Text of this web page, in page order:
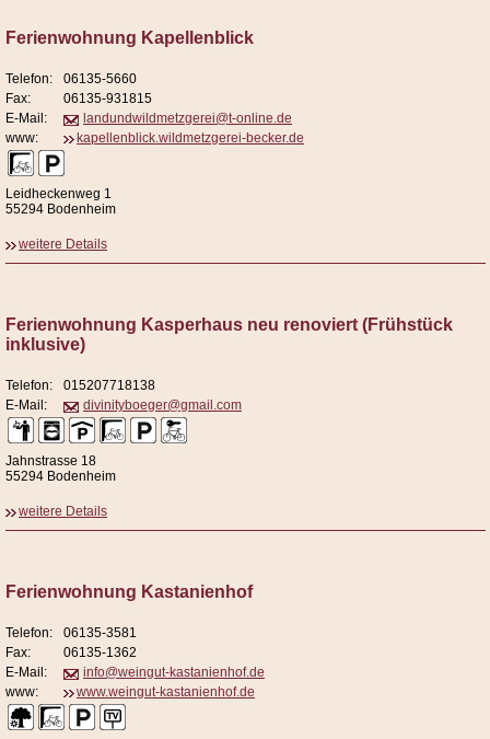
Ferienwohnung Kapellenblick
Telefon:
06135-5660
Fax:
06135-931815
E-Mail:
landundwildmetzgerei@t-online.de
www:
kapellenblick.wildmetzgerei-becker.de
Leidheckenweg 1
55294 Bodenheim
weitere Details
Ferienwohnung Kasperhaus neu renoviert (Frühstück
inklusive)
Telefon:
015207718138
E-Mail:
divinityboeger@gmail.com
Jahnstrasse 18
55294 Bodenheim
weitere Details
Ferienwohnung Kastanienhof
Telefon:
06135-3581
Fax:
06135-1362
E-Mail:
info@weingut-kastanienhof.de
www:
www.weingut-kastanienhof.de